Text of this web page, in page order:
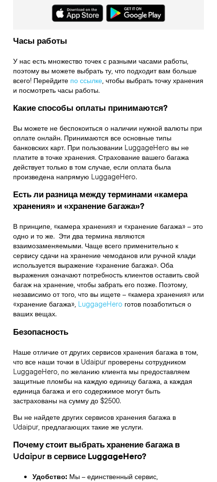
Часы работы
У нас есть множество точек с разными часами работы,
поэтому вы можете выбрать ту, что подходит вам больше
всего! Перейдите по ссылке, чтобы выбрать точку хранения
и посмотреть часы работы.
Какие способы оплаты принимаются?
Вы можете не беспокоиться о наличии нужной валюты при
оплате онлайн. Принимаются все основные типы
банковских карт. При пользовании LuggageHero вы не
платите в точке хранения. Страхование вашего багажа
действует только в том случае, если оплата была
произведена напрямую LuggageHero.
Есть ли разница между терминами «камера
хранения» и «хранение багажа»?
В принципе, «камера хранения» и «хранение багажа» – это
одно и то же. Эти два термина являются
взаимозаменяемыми. Чаще всего применительно к
сервису сдачи на хранение чемоданов или ручной клади
используется выражение «хранение багажа». Оба
выражения означают потребность клиентов оставить свой
багаж на хранение, чтобы забрать его позже. Поэтому,
независимо от того, что вы ищете – «камера хранения» или
«хранение багажа»,LuggageHero готов позаботиться о
ваших вещах.
Безопасность
Наше отличие от других сервисов хранения багажа в том,
чтовсе наши точки в Udaipurпроверены сотрудником
LuggageHero, по желанию клиента мы предоставляем
защитные пломбы на каждую единицу багажа, а каждая
единица багажа и его содержимое могут быть
застрахованы на сумму до $2500.
Вы не найдете других сервисов хранения багажа в
Udaipur, предлагающих такие же услуги.
Почему стоит выбрать хранение багажа в
Udaipurв сервисе LuggageHero?
Удобство: Мы – единственный сервис,